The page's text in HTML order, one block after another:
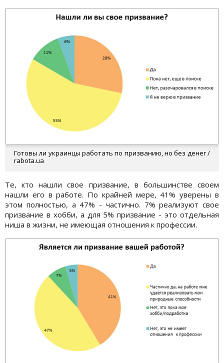
Готовы ли украинцы работать по призванию, но без денег /
rabota.ua
Те, кто нашли свое призвание, в большинстве своем
нашли его в работе. По крайней мере, 41% уверены в
этом полностью, а 47% - частично. 7% реализуют свое
призвание в хобби, а для 5% призвание - это отдельная
ниша в жизни, не имеющая отношения к профессии.